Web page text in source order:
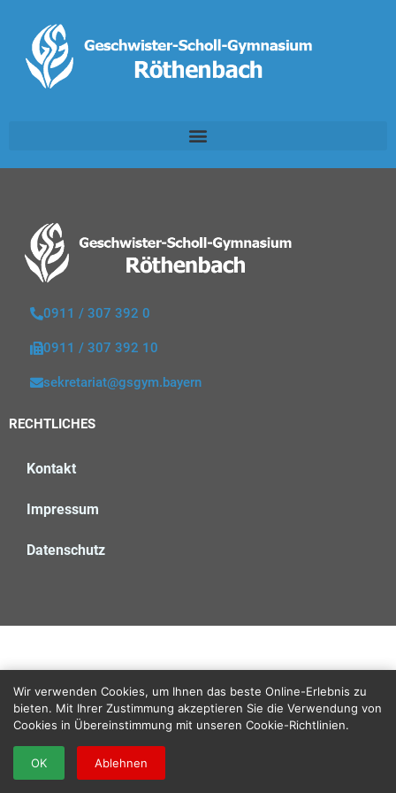
0911 / 307 392 0
0911 / 307 392 10
sekretariat@gsgym.bayern
RECHTLICHES
Kontakt
Impressum
Datenschutz
Wir verwenden Cookies, um Ihnen das beste Online-Erlebnis zu
bieten. Mit Ihrer Zustimmung akzeptieren Sie die Verwendung von
Cookies in Übereinstimmung mit unseren Cookie-Richtlinien.
OK Ablehnen